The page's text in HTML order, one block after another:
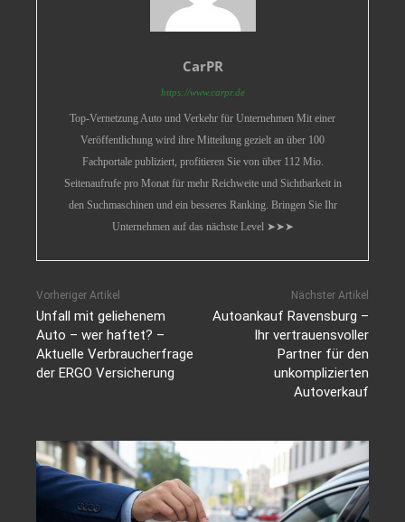
CarPR
https://www.carpr.de
Top-Vernetzung Auto und Verkehr für Unternehmen Mit einer
Veröffentlichung wird ihre Mitteilung gezielt an über 100
Fachportale publiziert, profitieren Sie von über 112 Mio.
Seitenaufrufe pro Monat für mehr Reichweite und Sichtbarkeit in
den Suchmaschinen und ein besseres Ranking. Bringen Sie Ihr
Unternehmen auf das nächste Level ➤➤➤
Vorheriger Artikel
Unfall mit geliehenem
Auto – wer haftet? –
Aktuelle Verbraucherfrage
der ERGO Versicherung
Nächster Artikel
Autoankauf Ravensburg –
Ihr vertrauensvoller
Partner für den
unkomplizierten
Autoverkauf